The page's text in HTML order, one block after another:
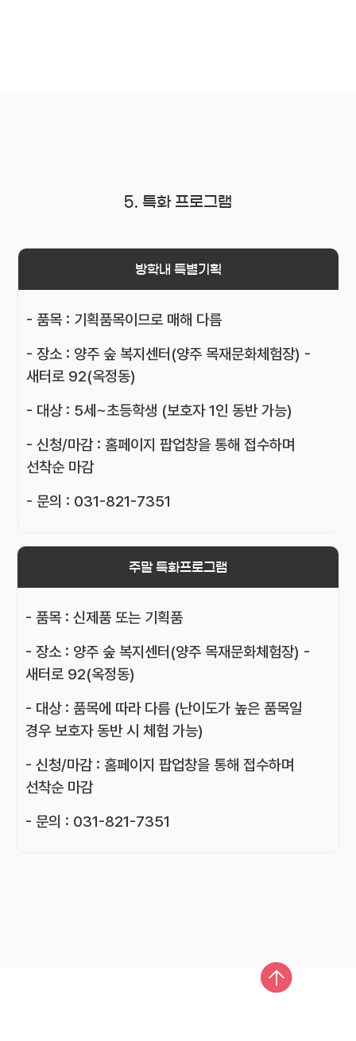
5. 특화 프로그램
방학내 특별기획
- 품목 : 기획품목이므로 매해 다름
- 장소 : 양주 숲 복지센터(양주 목재문화체험장) -
새터로 92(옥정동)
- 대상 : 5세~초등학생 (보호자 1인 동반 가능)
- 신청/마감 : 홈페이지 팝업창을 통해 접수하며
선착순 마감
- 문의 : 031-821-7351
주말 특화프로그램
- 품목 : 신제품 또는 기획품
- 장소 : 양주 숲 복지센터(양주 목재문화체험장) -
새터로 92(옥정동)
- 대상 : 품목에 따라 다름 (난이도가 높은 품목일
경우 보호자 동반 시 체험 가능)
- 신청/마감 : 홈페이지 팝업창을 통해 접수하며
선착순 마감
- 문의 : 031-821-7351